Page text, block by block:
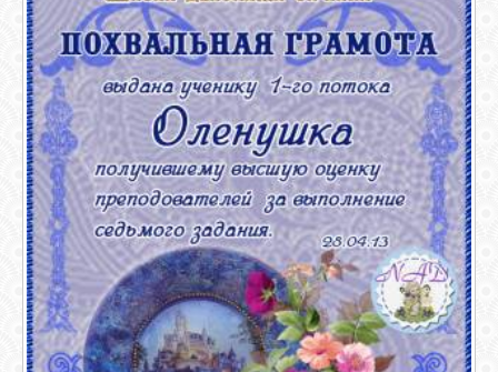
КАРТИНКИ
ВИДЕО
ГАЛЕРЕЯ
ШКОЛА
ДЕКУПАЖА
ОТЗЫВЫ